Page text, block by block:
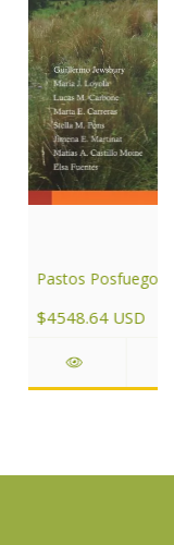
Pastos Posfuego
$4548.64 USD